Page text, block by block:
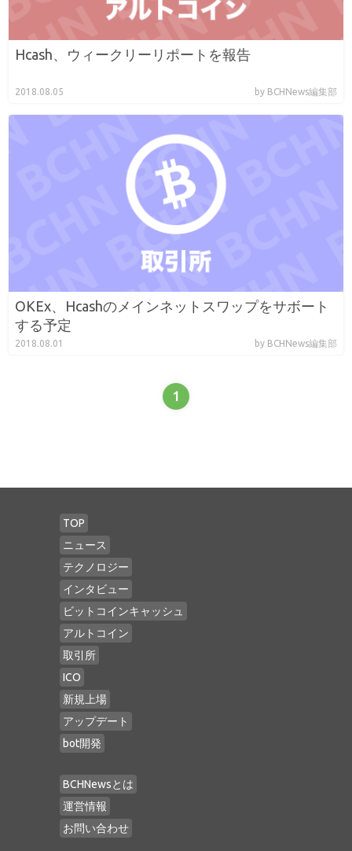
Hcash、ウィークリーリポートを報告
2018.08.05 by BCHNews編集部
OKEx、Hcashのメインネットスワップをサボート
する予定
2018.08.01 by BCHNews編集部
1
TOP
ニュース
テクノロジー
インタビュー
ビットコインキャッシュ
アルトコイン
取引所
ICO
新規上場
アップデート
bot開発
BCHNewsとは
運営情報
お問い合わせ